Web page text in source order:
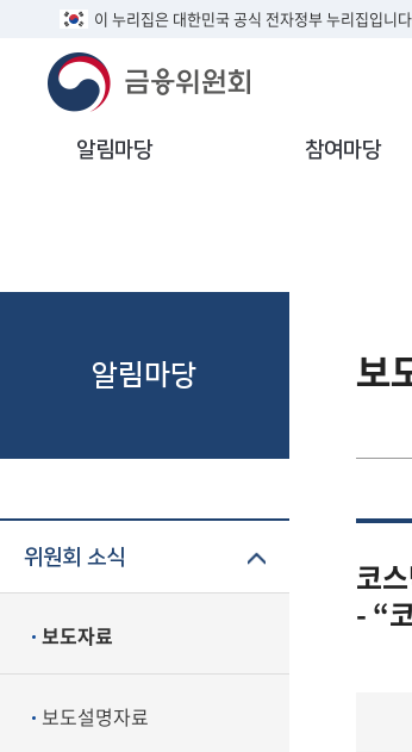
이 누리집은 대한민국 공식 전자정부 누리집입니
알림마당 참여마당
알림마당
위원회 소식
보도자료
보도설명자료
보
코
- “